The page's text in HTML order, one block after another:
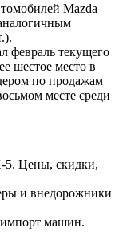
Mazda
февраль текущего
шестое место в
по продажам
месте среди
5. Цены, скидки,
и внедорожники
импорт машин.